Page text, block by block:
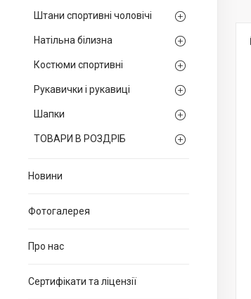
Штани спортивні чоловічі
Натільна білизна
Костюми спортивні
Рукавички і рукавиці
Шапки
ТОВАРИ В РОЗДРІБ
Новини
Фотогалерея
Про нас
Сертифікати та ліцензії